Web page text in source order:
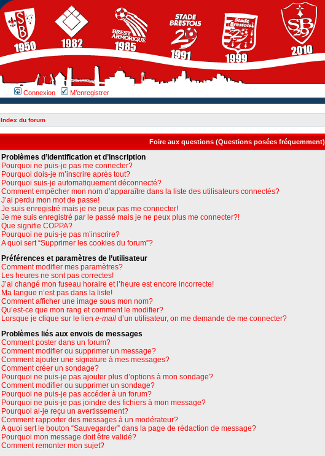
Connexion M’enregistrer
Index du forum
Foire aux questions (Questions posées fréquemment)
Problèmes d’identification et d’inscription
Pourquoi ne puis-je pas me connecter?
Pourquoi dois-je m’inscrire après tout?
Pourquoi suis-je automatiquement déconnecté?
Comment empêcher mon nom d’apparaître dans la liste des utilisateurs connectés?
J’ai perdu mon mot de passe!
Je suis enregistré mais je ne peux pas me connecter!
Je me suis enregistré par le passé mais je ne peux plus me connecter?!
Que signifie COPPA?
Pourquoi ne puis-je pas m’inscrire?
A quoi sert “Supprimer les cookies du forum”?
Préférences et paramètres de l’utilisateur
Comment modifier mes paramètres?
Les heures ne sont pas correctes!
J’ai changé mon fuseau horaire et l’heure est encore incorrecte!
Ma langue n’est pas dans la liste!
Comment afficher une image sous mon nom?
Qu’est-ce que mon rang et comment le modifier?
Lorsque je clique sur le lien e-mail d’un utilisateur, on me demande de me connecter?
Problèmes liés aux envois de messages
Comment poster dans un forum?
Comment modifier ou supprimer un message?
Comment ajouter une signature à mes messages?
Comment créer un sondage?
Pourquoi ne puis-je pas ajouter plus d’options à mon sondage?
Comment modifier ou supprimer un sondage?
Pourquoi ne puis-je pas accéder à un forum?
Pourquoi ne puis-je pas joindre des fichiers à mon message?
Pourquoi ai-je reçu un avertissement?
Comment rapporter des messages à un modérateur?
A quoi sert le bouton “Sauvegarder” dans la page de rédaction de message?
Pourquoi mon message doit être validé?
Comment remonter mon sujet?